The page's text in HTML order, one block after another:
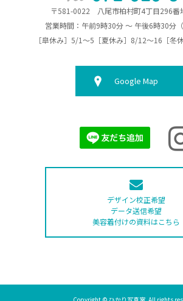
〒581-0022 八尾市柏村町4丁目296番
営業時間：午前9時30分 ～ 午後6時30分（
［皐休み］5/1～5［夏休み］8/12～16［冬
Google Map
デザイン校正希望
データ送信希望
美容着付けの資料はこちら